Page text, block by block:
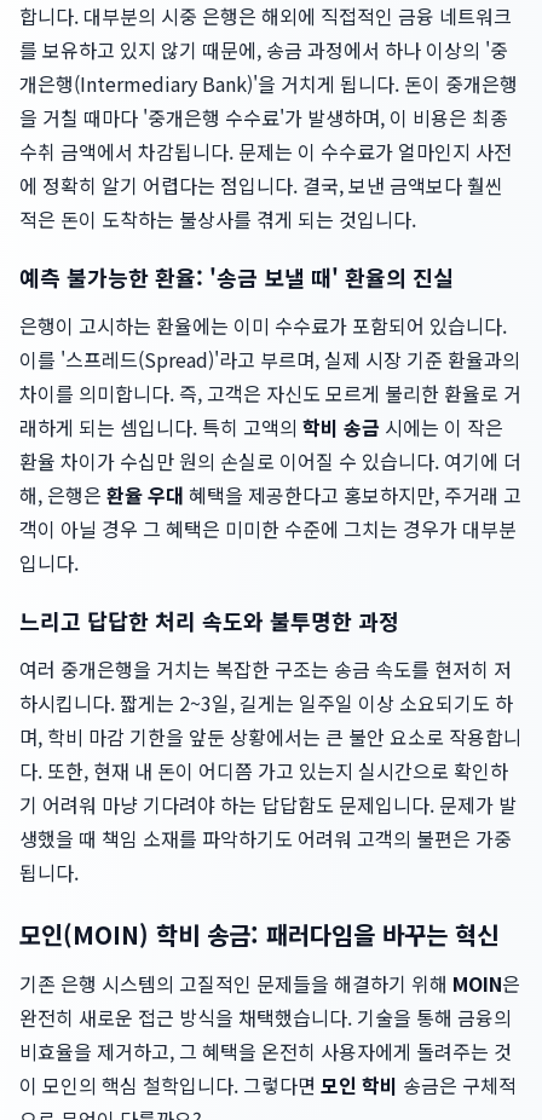
합니다. 대부분의 시중 은행은 해외에 직접적인 금융 네트워크
를 보유하고 있지 않기 때문에, 송금 과정에서 하나 이상의 '중
개은행(Intermediary Bank)'을 거치게 됩니다. 돈이 중개은행
을 거칠 때마다 '중개은행 수수료'가 발생하며, 이 비용은 최종
수취 금액에서 차감됩니다. 문제는 이 수수료가 얼마인지 사전
에 정확히 알기 어렵다는 점입니다. 결국, 보낸 금액보다 훨씬
적은 돈이 도착하는 불상사를 겪게 되는 것입니다.
예측 불가능한 환율: '송금 보낼 때' 환율의 진실
은행이 고시하는 환율에는 이미 수수료가 포함되어 있습니다.
이를 '스프레드(Spread)'라고 부르며, 실제 시장 기준 환율과의
차이를 의미합니다. 즉, 고객은 자신도 모르게 불리한 환율로 거
래하게 되는 셈입니다. 특히 고액의 학비 송금 시에는 이 작은
환율 차이가 수십만 원의 손실로 이어질 수 있습니다. 여기에 더
해, 은행은 환율 우대 혜택을 제공한다고 홍보하지만, 주거래 고
객이 아닐 경우 그 혜택은 미미한 수준에 그치는 경우가 대부분
입니다.
느리고 답답한 처리 속도와 불투명한 과정
여러 중개은행을 거치는 복잡한 구조는 송금 속도를 현저히 저
하시킵니다. 짧게는 2~3일, 길게는 일주일 이상 소요되기도 하
며, 학비 마감 기한을 앞둔 상황에서는 큰 불안 요소로 작용합니
다. 또한, 현재 내 돈이 어디쯤 가고 있는지 실시간으로 확인하
기 어려워 마냥 기다려야 하는 답답함도 문제입니다. 문제가 발
생했을 때 책임 소재를 파악하기도 어려워 고객의 불편은 가중
됩니다.
모인(MOIN) 학비 송금: 패러다임을 바꾸는 혁신
기존 은행 시스템의 고질적인 문제들을 해결하기 위해 MOIN은
완전히 새로운 접근 방식을 채택했습니다. 기술을 통해 금융의
비효율을 제거하고, 그 혜택을 온전히 사용자에게 돌려주는 것
이 모인의 핵심 철학입니다. 그렇다면 모인 학비 송금은 구체적